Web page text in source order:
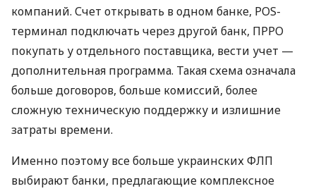
компаний. Счет открывать в одном банке, POS-
терминал подключать через другой банк, ПРРО
покупать у отдельного поставщика, вести учет —
дополнительная программа. Такая схема означала
больше договоров, больше комиссий, более
сложную техническую поддержку и излишние
затраты времени.
Именно поэтому все больше украинских ФЛП
выбирают банки, предлагающие комплексное